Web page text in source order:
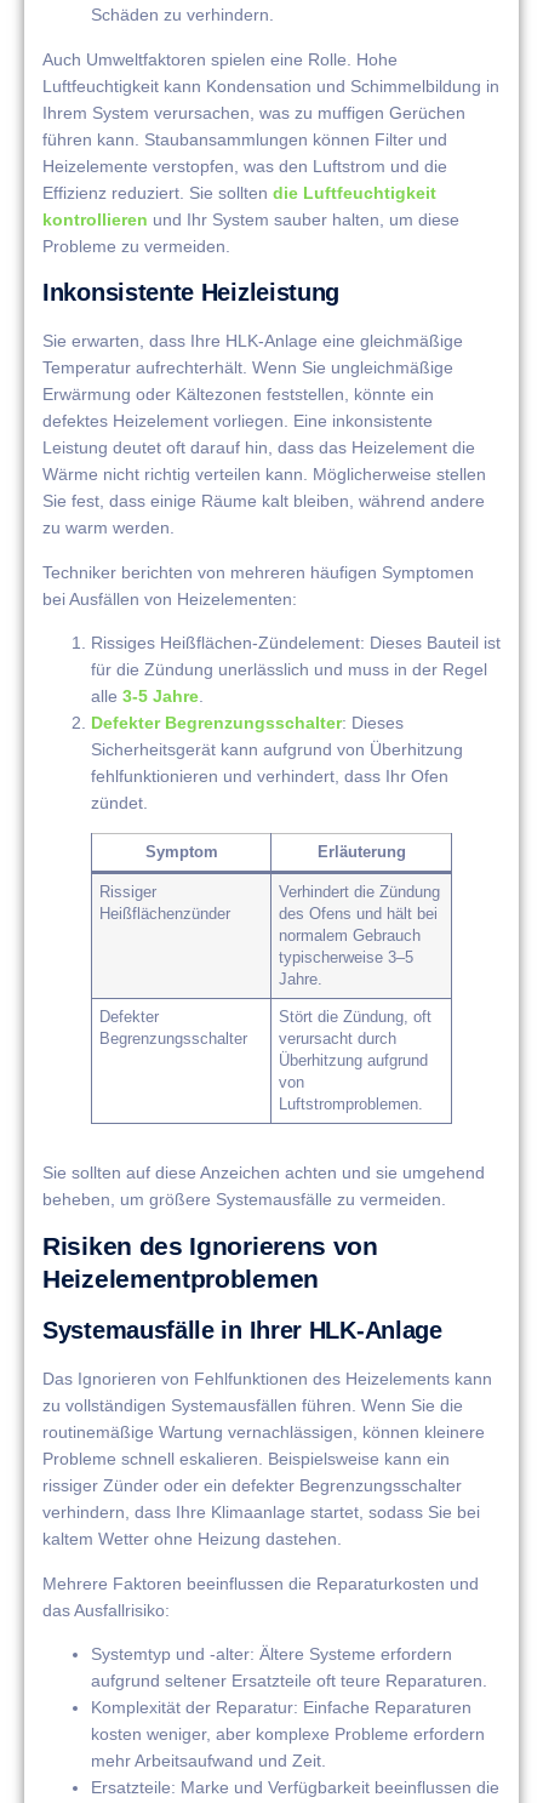
Schäden zu verhindern.
Auch Umweltfaktoren spielen eine Rolle. Hohe
Luftfeuchtigkeit kann Kondensation und Schimmelbildung in
Ihrem System verursachen, was zu muffigen Gerüchen
führen kann. Staubansammlungen können Filter und
Heizelemente verstopfen, was den Luftstrom und die
Effizienz reduziert. Sie sollten die Luftfeuchtigkeit
kontrollieren und Ihr System sauber halten, um diese
Probleme zu vermeiden.
Inkonsistente Heizleistung
Sie erwarten, dass Ihre HLK-Anlage eine gleichmäßige
Temperatur aufrechterhält. Wenn Sie ungleichmäßige
Erwärmung oder Kältezonen feststellen, könnte ein
defektes Heizelement vorliegen. Eine inkonsistente
Leistung deutet oft darauf hin, dass das Heizelement die
Wärme nicht richtig verteilen kann. Möglicherweise stellen
Sie fest, dass einige Räume kalt bleiben, während andere
zu warm werden.
Techniker berichten von mehreren häufigen Symptomen
bei Ausfällen von Heizelementen:
Rissiges Heißflächen-Zündelement: Dieses Bauteil ist
für die Zündung unerlässlich und muss in der Regel
alle 3-5 Jahre
Defekter Begrenzungsschalter: Dieses
Sicherheitsgerät kann aufgrund von Überhitzung
fehlfunktionieren und verhindert, dass Ihr Ofen
zündet.
Symptom Erläuterung
Rissiger
Heißflächenzünder
Verhindert die Zündung
des Ofens und hält bei
normalem Gebrauch
typischerweise 3–5
Jahre.
Defekter
Begrenzungsschalter
Stört die Zündung, oft
verursacht durch
Überhitzung aufgrund
von
Luftstromproblemen.
Sie sollten auf diese Anzeichen achten und sie umgehend
beheben, um größere Systemausfälle zu vermeiden.
Risiken des Ignorierens von
Heizelementproblemen
Systemausfälle in Ihrer HLK-Anlage
Das Ignorieren von Fehlfunktionen des Heizelements kann
zu vollständigen Systemausfällen führen. Wenn Sie die
routinemäßige Wartung vernachlässigen, können kleinere
Probleme schnell eskalieren. Beispielsweise kann ein
rissiger Zünder oder ein defekter Begrenzungsschalter
verhindern, dass Ihre Klimaanlage startet, sodass Sie bei
kaltem Wetter ohne Heizung dastehen.
Mehrere Faktoren beeinflussen die Reparaturkosten und
das Ausfallrisiko:
Systemtyp und -alter: Ältere Systeme erfordern
aufgrund seltener Ersatzteile oft teure Reparaturen.
Komplexität der Reparatur: Einfache Reparaturen
kosten weniger, aber komplexe Probleme erfordern
mehr Arbeitsaufwand und Zeit.
Ersatzteile: Marke und Verfügbarkeit beeinflussen die